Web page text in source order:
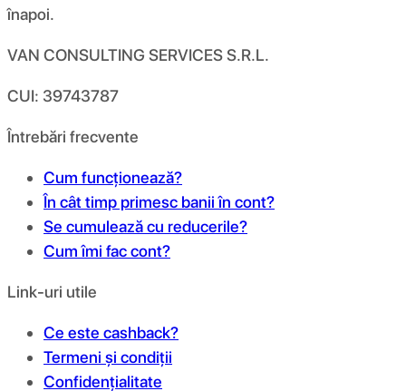
înapoi.
VAN CONSULTING SERVICES S.R.L.
CUI: 39743787
Întrebări frecvente
Cum funcționează?
În cât timp primesc banii în cont?
Se cumulează cu reducerile?
Cum îmi fac cont?
Link-uri utile
Ce este cashback?
Termeni și condiții
Confidențialitate